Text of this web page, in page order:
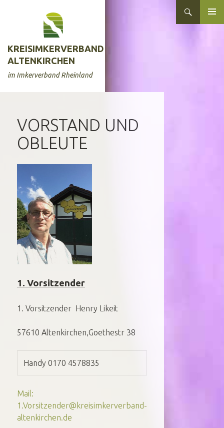
KREISIMKERVERBAND
ALTENKIRCHEN
im Imkerverband Rheinland
VORSTAND UND
OBLEUTE
1. Vorsitzender
1. Vorsitzender Henry Likeit
57610 Altenkirchen,Goethestr 38
Handy 0170 4578835
Mail:
1.Vorsitzender@kreisimkerverband-
altenkirchen.de